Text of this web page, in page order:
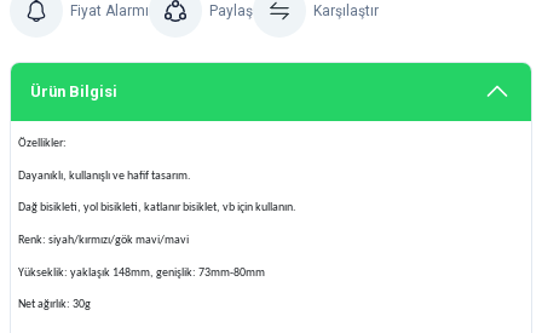
Fiyat Alarmı Paylaş Karşılaştır
Ürün Bilgisi
Özellikler:
Dayanıklı, kullanışlı ve hafif tasarım.
Dağ bisikleti, yol bisikleti, katlanır bisiklet, vb için kullanın.
Renk: siyah/kırmızı/gök mavi/mavi
Yükseklik: yaklaşık 148mm, genişlik: 73mm-80mm
Net ağırlık: 30g